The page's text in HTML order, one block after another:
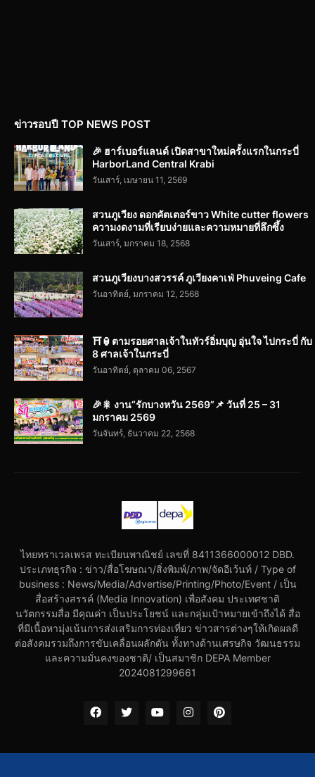
ข่าวรอบปี TOP NEWS POST
🎉 ฮาร์เบอร์แลนด์ เปิดสาขาใหม่ครั้งแรกในกระบี่
HarborLand Central Krabi
วันเสาร์, เมษายน 11, 2569
สวนภูเวียง ดอกคัตเตอร์ขาว White cutter flowers
ความงดงามที่เรียบง่ายและความหมายที่ลึกซึ้ง
วันเสาร์, มกราคม 18, 2568
สวนภูเวียงบางสวรรค์ ภูเวียงคาเฟ่ Phuveing Cafe
วันอาทิตย์, มกราคม 12, 2568
⛩️🏮ตามรอยศาลเจ้าในทัวร์อิ่มบุญ อุ่นใจ ไปกระบี่ กับ
8 ศาลเจ้าในกระบี่
วันอาทิตย์, ตุลาคม 06, 2567
🎉🎇 งาน“รักบางหวัน 2569”📌 วันที่ 25 – 31
มกราคม 2569
วันจันทร์, ธันวาคม 22, 2568
ไทยทราเวลเพรส ทะเบียนพาณิชย์ เลขที่ 8411366000012 DBD.
ประเภทธุรกิจ : ข่าว/สื่อโฆษณา/สิ่งพิมพ์/ภาพ/จัดอีเว้นท์ / Type of
business : News/Media/Advertise/Printing/Photo/Event / เป็น
สื่อสร้างสรรค์ (Media Innovation) เพื่อสังคม ประเทศชาติ
นวัตกรรมสื่อ มีคุณค่า เป็นประโยชน์ และกลุ่มเป้าหมายเข้าถึงได้ สื่อ
ที่มีเนื้อหามุ่งเน้นการส่งเสริมการท่องเที่ยว ข่าวสารต่างๆให้เกิดผลดี
ต่อสังคมรวมถึงการขับเคลื่อนผลักดัน ทั้งทางด้านเศรษกิจ วัฒนธรรม
และความมั่นคงของชาติ/ เป็นสมาชิก DEPA Member
2024081299661